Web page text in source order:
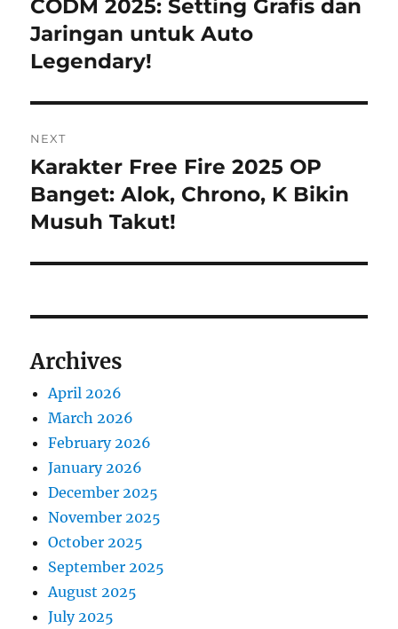
CODM 2025: Setting Grafis dan
Jaringan untuk Auto
Legendary!
NEXT
Next
post:
Karakter Free Fire 2025 OP
Banget: Alok, Chrono, K Bikin
Musuh Takut!
Archives
April 2026
March 2026
February 2026
January 2026
December 2025
November 2025
October 2025
September 2025
August 2025
July 2025